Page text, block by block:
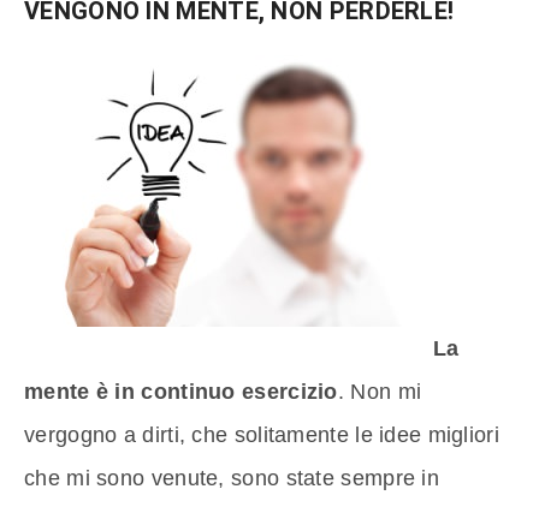
VENGONO IN MENTE, NON PERDERLE!
La
mente è in continuo esercizio. Non mi
vergogno a dirti, che solitamente le idee migliori
che mi sono venute, sono state sempre in